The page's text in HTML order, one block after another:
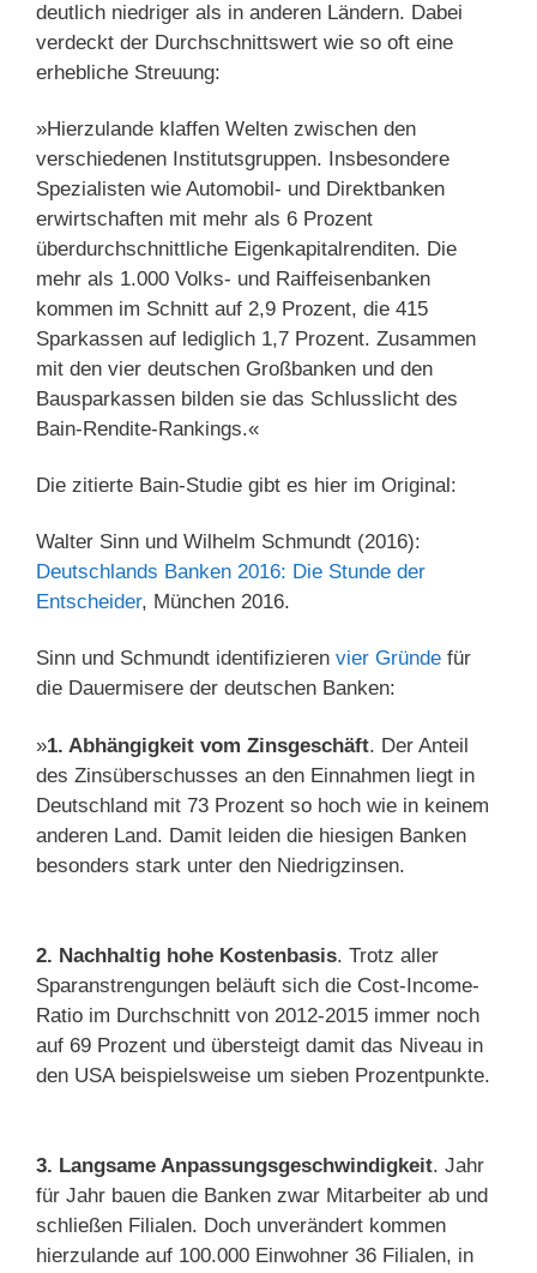
deutlich niedriger als in anderen Ländern. Dabei
verdeckt der Durchschnittswert wie so oft eine
erhebliche Streuung:
»Hierzulande klaffen Welten zwischen den
verschiedenen Institutsgruppen. Insbesondere
Spezialisten wie Automobil- und Direktbanken
erwirtschaften mit mehr als 6 Prozent
überdurchschnittliche Eigenkapitalrenditen. Die
mehr als 1.000 Volks- und Raiffeisenbanken
kommen im Schnitt auf 2,9 Prozent, die 415
Sparkassen auf lediglich 1,7 Prozent. Zusammen
mit den vier deutschen Großbanken und den
Bausparkassen bilden sie das Schlusslicht des
Bain-Rendite-Rankings.«
Die zitierte Bain-Studie gibt es hier im Original:
Walter Sinn und Wilhelm Schmundt (2016):
Deutschlands Banken 2016: Die Stunde der
Entscheider, München 2016.
Sinn und Schmundt identifizieren vier Gründe für
die Dauermisere der deutschen Banken:
»1. Abhängigkeit vom Zinsgeschäft. Der Anteil
des Zinsüberschusses an den Einnahmen liegt in
Deutschland mit 73 Prozent so hoch wie in keinem
anderen Land. Damit leiden die hiesigen Banken
besonders stark unter den Niedrigzinsen.
2. Nachhaltig hohe Kostenbasis. Trotz aller
Sparanstrengungen beläuft sich die Cost-Income-
Ratio im Durchschnitt von 2012-2015 immer noch
auf 69 Prozent und übersteigt damit das Niveau in
den USA beispielsweise um sieben Prozentpunkte.
3. Langsame Anpassungsgeschwindigkeit. Jahr
für Jahr bauen die Banken zwar Mitarbeiter ab und
schließen Filialen. Doch unverändert kommen
hierzulande auf 100.000 Einwohner 36 Filialen, in